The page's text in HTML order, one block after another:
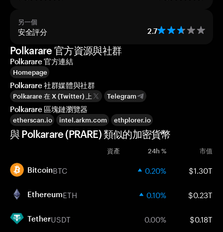
另一個
安全評分 2.7
Polkarare 官方資源與社群
Polkarare 官方連結
Homepage
Polkarare 社群媒體與社群
Polkarare 在 X (Twitter) 上 Telegram
Polkarare 區塊鏈瀏覽器
etherscan.io intel.arkm.com ethplorer.io
與 Polkarare (PRARE) 類似的加密貨幣
資產 24h % 市值
BitcoinBTC 0.20% $1.30T
EthereumETH 0.10% $0.23T
TetherUSDT 0.00% $0.18T